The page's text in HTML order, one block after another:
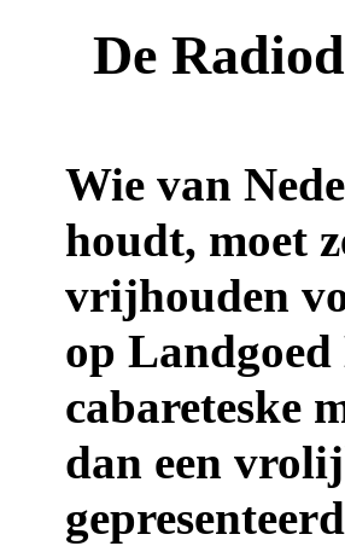
De
Wie van
houdt, moet
vrijhouden
op Landgoed
cabareteske
dan een